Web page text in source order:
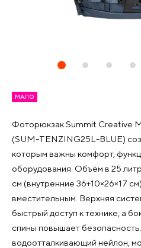
МАЛО
Фоторюкзак Summit Creative
(SUM-TENZING25L-BLUE)
которым важны комфорт,
оборудования. Объём в 25
см (внутренние 36+10×26×17
вместительным. Верхняя
быстрый доступ к технике, а
спины повышает
водоотталкивающий нейлон,